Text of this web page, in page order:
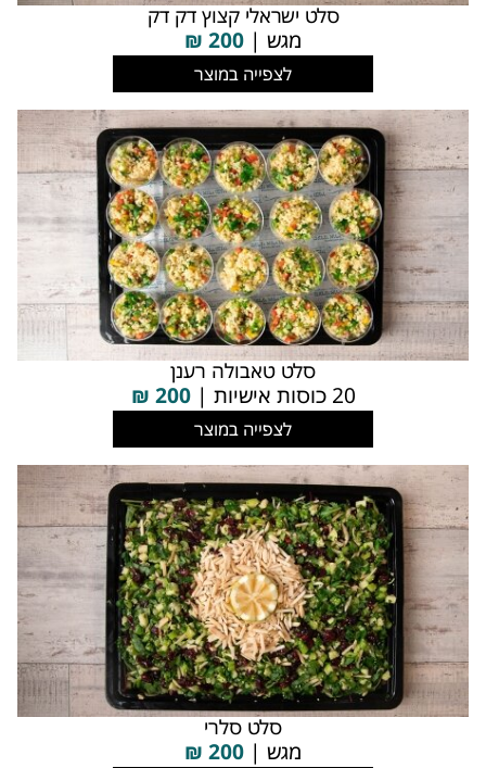
סלט ישראלי קצוץ דק דק
מגש | 200
₪
לצפייה במוצר
סלט טאבולה רענן
20 כוסות אישיות | 200
₪
לצפייה במוצר
סלט סלרי
מגש | 200
₪